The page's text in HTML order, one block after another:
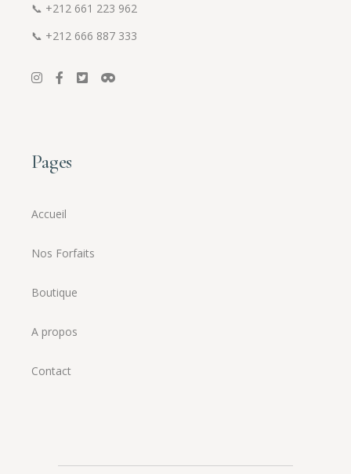
📞 +212 661 223 962
📞 +212 666 887 333
Pages
Accueil
Nos Forfaits
Boutique
A propos
Contact